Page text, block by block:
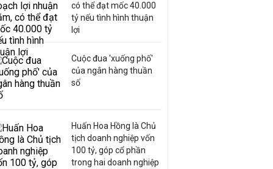
có thể đạt mốc 40.000
tỷ nếu tình hình thuận
lợi
Cuộc đua 'xuống phố'
của ngân hàng thuần
số
Huấn Hoa Hồng là Chủ
tịch doanh nghiệp vốn
100 tỷ, góp cổ phần
trong hai doanh nghiệp